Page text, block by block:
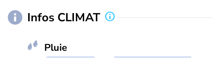
Infos CLIMAT
Pluie